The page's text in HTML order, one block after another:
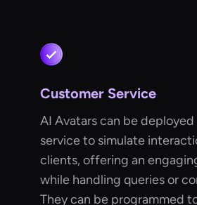
Customer Service
AI Avatars can be
service to simulate
clients, offering an
while handling queries or
They can be programmed